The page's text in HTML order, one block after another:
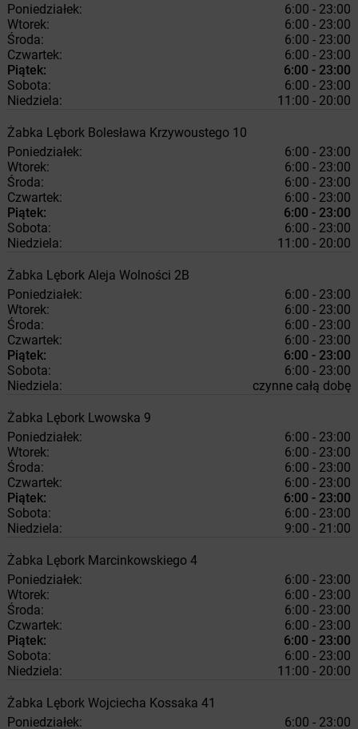
Poniedziałek:
6:00 - 23:00
Wtorek:
6:00 - 23:00
Środa:
6:00 - 23:00
Czwartek:
6:00 - 23:00
Piątek:
6:00 - 23:00
Sobota:
6:00 - 23:00
Niedziela:
11:00 - 20:00
Żabka Lębork Bolesława Krzywoustego 10
Poniedziałek:
6:00 - 23:00
Wtorek:
6:00 - 23:00
Środa:
6:00 - 23:00
Czwartek:
6:00 - 23:00
Piątek:
6:00 - 23:00
Sobota:
6:00 - 23:00
Niedziela:
11:00 - 20:00
Żabka Lębork Aleja Wolności 2B
Poniedziałek:
6:00 - 23:00
Wtorek:
6:00 - 23:00
Środa:
6:00 - 23:00
Czwartek:
6:00 - 23:00
Piątek:
6:00 - 23:00
Sobota:
6:00 - 23:00
Niedziela:
czynne całą dobę
Żabka Lębork Lwowska 9
Poniedziałek:
6:00 - 23:00
Wtorek:
6:00 - 23:00
Środa:
6:00 - 23:00
Czwartek:
6:00 - 23:00
Piątek:
6:00 - 23:00
Sobota:
6:00 - 23:00
Niedziela:
9:00 - 21:00
Żabka Lębork Marcinkowskiego 4
Poniedziałek:
6:00 - 23:00
Wtorek:
6:00 - 23:00
Środa:
6:00 - 23:00
Czwartek:
6:00 - 23:00
Piątek:
6:00 - 23:00
Sobota:
6:00 - 23:00
Niedziela:
11:00 - 20:00
Żabka Lębork Wojciecha Kossaka 41
Poniedziałek:
6:00 - 23:00